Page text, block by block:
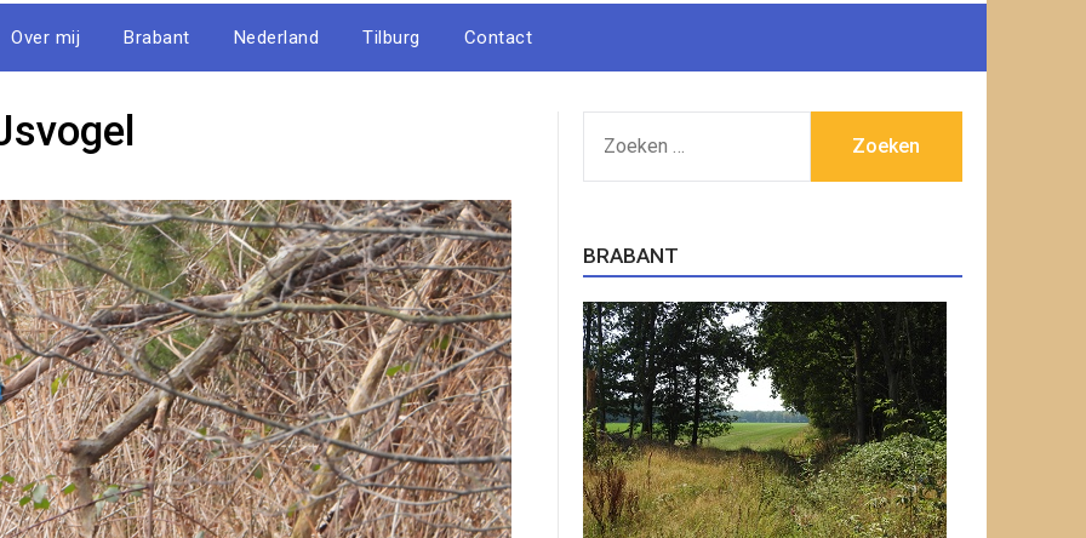
Over mij Brabant Nederland Tilburg Contact
NAAR:
BRABANT